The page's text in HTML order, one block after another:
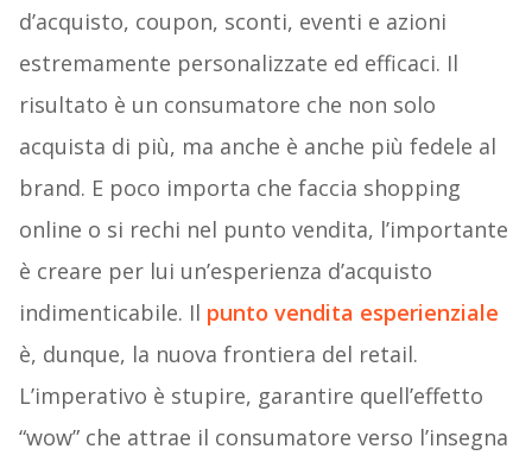
d’acquisto, coupon, sconti, eventi e azioni
estremamente personalizzate ed efficaci. Il
risultato è un consumatore che non solo
acquista di più, ma anche è anche più fedele al
brand. E poco importa che faccia shopping
online o si rechi nel punto vendita, l’importante
è creare per lui un’esperienza d’acquisto
indimenticabile. Il punto vendita esperienziale
è, dunque, la nuova frontiera del retail.
L’imperativo è stupire, garantire quell’effetto
“wow” che attrae il consumatore verso l’insegna